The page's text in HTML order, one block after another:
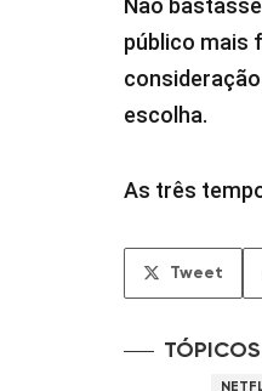
Não
público mais
escolha.
As três
Tweet